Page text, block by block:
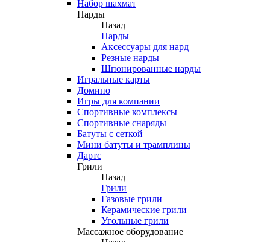
Набор шахмат
Нарды
Назад
Нарды
Аксессуары для нард
Резные нарды
Шпонированные нарды
Игральные карты
Домино
Игры для компании
Спортивные комплексы
Спортивные снаряды
Батуты с сеткой
Мини батуты и трамплины
Дартс
Грили
Назад
Грили
Газовые грили
Керамические грили
Угольные грили
Массажное оборудование